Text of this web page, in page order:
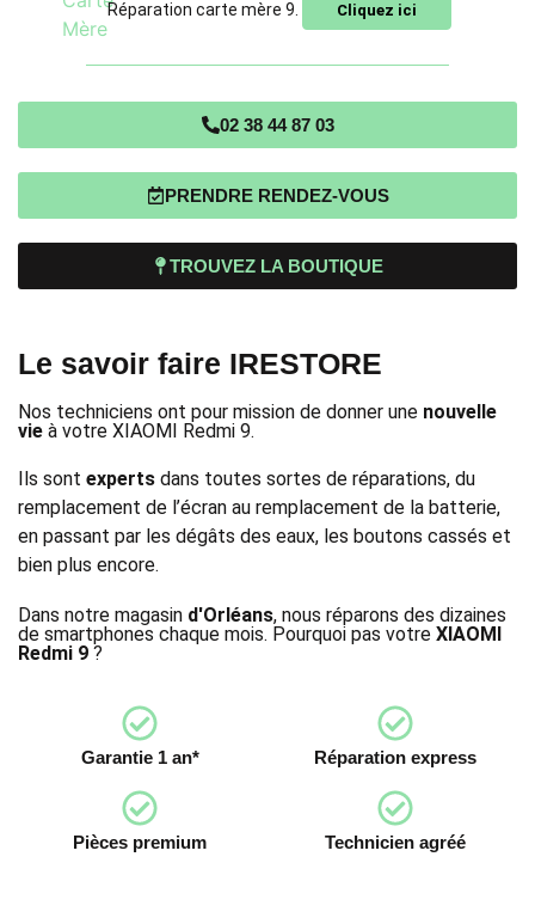
Réparation carte mère 9. Cliquez ici
02 38 44 87 03
PRENDRE RENDEZ-VOUS
TROUVEZ LA BOUTIQUE
Le savoir faire IRESTORE
Nos techniciens ont pour mission de donner une nouvelle
vie à votre XIAOMI Redmi 9.
Ils sont experts dans toutes sortes de réparations, du
remplacement de l’écran au remplacement de la batterie,
en passant par les dégâts des eaux, les boutons cassés et
bien plus encore.
Dans notre magasin d'Orléans, nous réparons des dizaines
de smartphones chaque mois. Pourquoi pas votre XIAOMI
Redmi 9 ?
Garantie 1 an* Réparation express
Pièces premium Technicien agréé